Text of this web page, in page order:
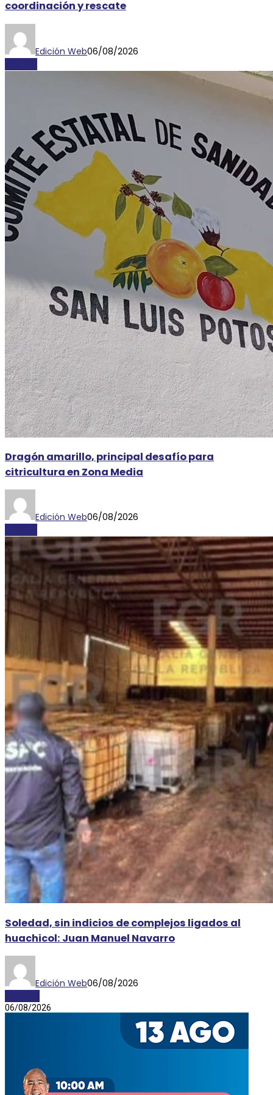
coordinación y rescate
Edición Web06/08/2026
Dragón amarillo, principal desafío para
citricultura en Zona Media
Edición Web06/08/2026
Soledad, sin indicios de complejos ligados al
huachicol: Juan Manuel Navarro
Edición Web06/08/2026
06/08/2026